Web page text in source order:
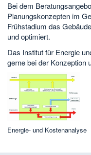
Bei dem
Planungskonzepten im
Frühstadium das
und optimiert.
Das Institut für Energie
gerne bei der Konzeption
Energie- und Kostenanalyse